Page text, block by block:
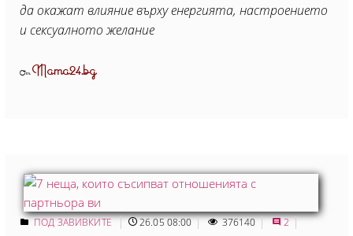
да окажат влияние върху енергията, настроението
и сексуалното желание
ОтMama24.bg
ПОД ЗАВИВКИТЕ 26.05 08:00 376140 2